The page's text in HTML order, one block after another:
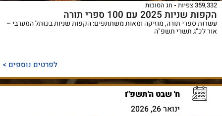
359,332 צפיות חג הסוכות
הקפות שניות 2025 עם 100 ספרי תורה
עשרות ספרי תורה, מוזיקה ומאות משתתפים: הקפות שניות בכותל המערבי –
אור לכ"ג תשרי תשפ"ה
לפרטים נוספים >
ח' שבט ה'תשפ"ו
ינואר 26, 2026